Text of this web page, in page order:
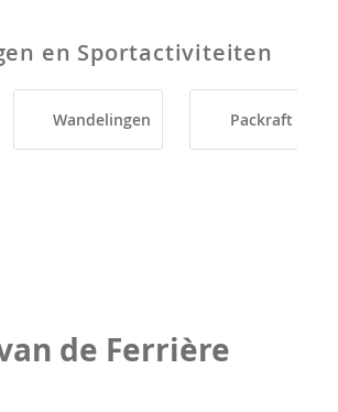
en Sportactiviteiten
Wandelingen Packraft
de Ferrière